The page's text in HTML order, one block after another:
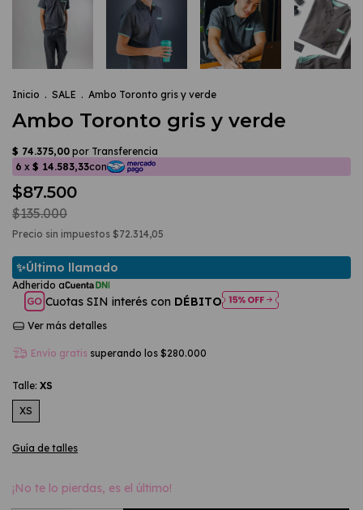
Inicio . SALE . Ambo Toronto gris y verde
Ambo Toronto gris y verde
$87.500
$135.000
Precio sin impuestos $72.314,05
Cuotas SIN interés con DÉBITO
Ver más detalles
Envío gratis superando los $280.000
Talle: XS
XS
Guía de talles
¡No te lo pierdas, es el último!